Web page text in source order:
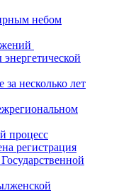
небом
несколько лет
процесс
регистрация